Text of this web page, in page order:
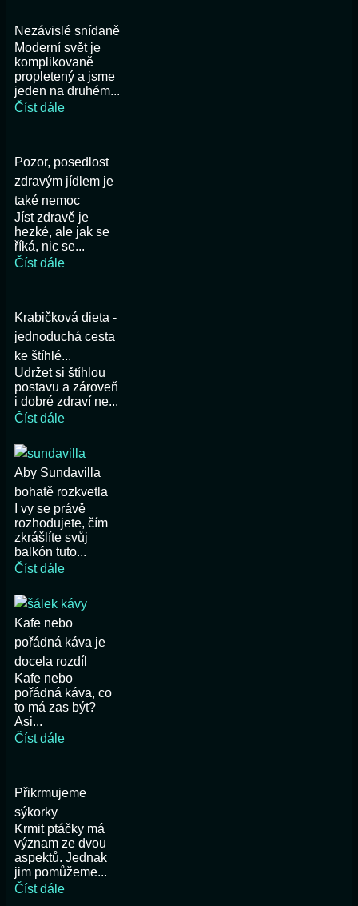
Nezávislé snídaně
Moderní svět je
komplikovaně
propletený a jsme
jeden na druhém...
Číst dále
Pozor, posedlost
zdravým jídlem je
také nemoc
Jíst zdravě je
hezké, ale jak se
říká, nic se...
Číst dále
Krabičková dieta -
jednoduchá cesta
ke štíhlé...
Udržet si štíhlou
postavu a zároveň
i dobré zdraví ne...
Číst dále
Aby Sundavilla
bohatě rozkvetla
I vy se právě
rozhodujete, čím
zkrášlíte svůj
balkón tuto...
Číst dále
Kafe nebo
pořádná káva je
docela rozdíl
Kafe nebo
pořádná káva, co
to má zas být?
Asi...
Číst dále
Přikrmujeme
sýkorky
Krmit ptáčky má
význam ze dvou
aspektů. Jednak
jim pomůžeme...
Číst dále